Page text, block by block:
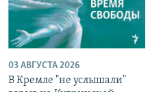
03 АВГУСТА 2026
В Кремле "не услышали"